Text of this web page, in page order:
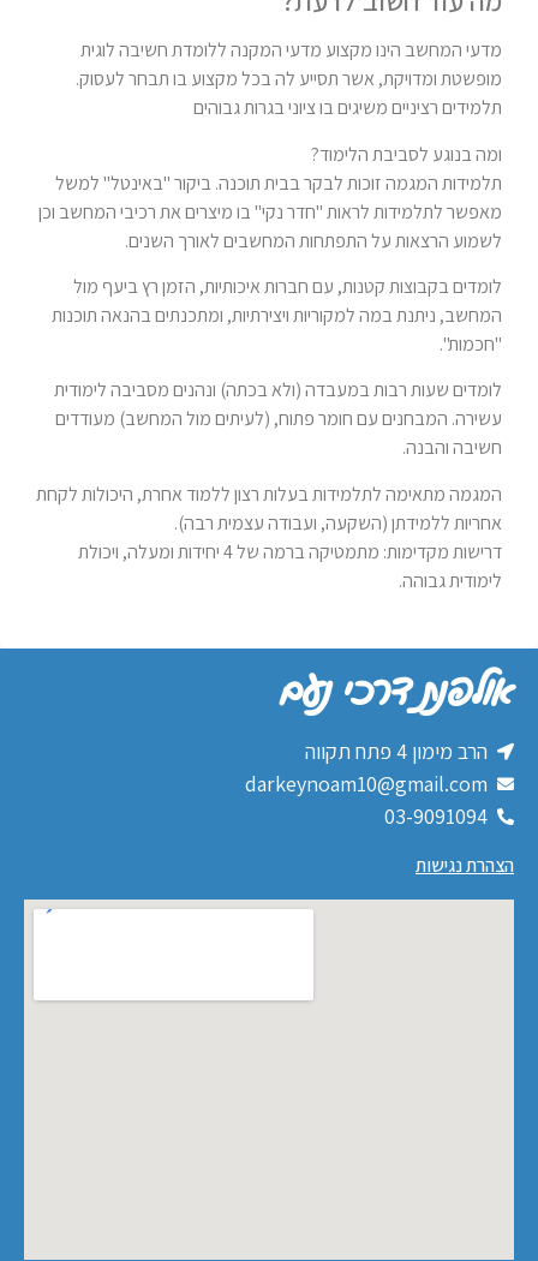
מדעי המחשב הינו מקצוע מדעי המקנה ללומדת חשיבה לוגית
מופשטת ומדויקת, אשר תסייע לה בכל מקצוע בו תבחר לעסוק.
תלמידים רציניים משיגים בו ציוני בגרות גבוהים
ומה בנוגע לסביבת הלימוד?
תלמידות המגמה זוכות לבקר בבית תוכנה. ביקור "באינטל" למשל
מאפשר לתלמידות לראות "חדר נקי" בו מיצרים את רכיבי המחשב וכן
לשמוע הרצאות על התפתחות המחשבים לאורך השנים.
לומדים בקבוצות קטנות, עם חברות איכותיות, הזמן רץ ביעף מול
המחשב, ניתנת במה למקוריות ויצירתיות, ומתכנתים בהנאה תוכנות
"חכמות".
לומדים שעות רבות במעבדה (ולא בכתה) ונהנים מסביבה לימודית
עשירה. המבחנים עם חומר פתוח, (לעיתים מול המחשב) מעודדים
חשיבה והבנה.
המגמה מתאימה לתלמידות בעלות רצון ללמוד אחרת, היכולות לקחת
אחריות ללמידתן (השקעה, ועבודה עצמית רבה).
דרישות מקדימות: מתמטיקה ברמה של 4 יחידות ומעלה, ויכולת
לימודית גבוהה.
אולפנת דרכי נעם
הרב מימון 4 פתח תקווה
darkeynoam10@gmail.com
03-9091094
הצהרת נגישות